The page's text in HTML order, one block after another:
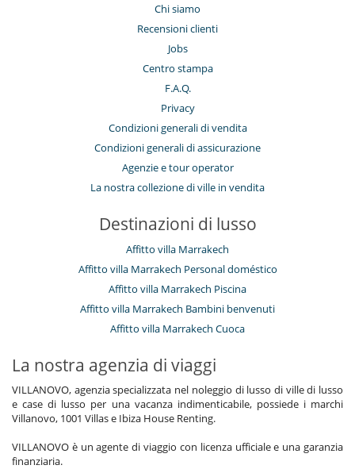
Chi siamo
Recensioni clienti
Jobs
Centro stampa
F.A.Q.
Privacy
Condizioni generali di vendita
Condizioni generali di assicurazione
Agenzie e tour operator
La nostra collezione di ville in vendita
Destinazioni di lusso
Affitto villa Marrakech
Affitto villa Marrakech Personal doméstico
Affitto villa Marrakech Piscina
Affitto villa Marrakech Bambini benvenuti
Affitto villa Marrakech Cuoca
La nostra agenzia di viaggi
VILLANOVO, agenzia specializzata nel noleggio di lusso di ville di lusso
e case di lusso per una vacanza indimenticabile, possiede i marchi
Villanovo, 1001 Villas e Ibiza House Renting.
VILLANOVO è un agente di viaggio con licenza ufficiale e una garanzia
finanziaria.